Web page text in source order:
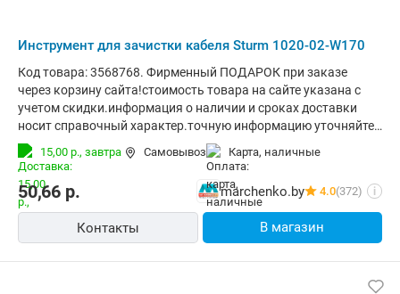
Инструмент для зачистки кабеля Sturm 1020-02-W170
Код товара: 3568768. Фирменный ПОДАРОК при заказе
через корзину сайта!стоимость товара на сайте указана с
учетом скидки.информация о наличии и сроках доставки
носит справочный характер.точную информацию уточняйте
у менеджера. Общая информация Особенности:_x000D_
Усиленная конструкция позволяет пользоваться
инструментом дольше аналогов._x000D_ Прецизионно
заточенные стальные лезвия снимут изоляцию не задевая
жилы._x000D_ Двухкомпонентные эргономичные рукоятки
обеспечивают удобный захват._x000D_ Регулируемый
повышенный ресурс работы._x000D_ Усиленный воронёный
15,00 р., завтра Самовывоз карта, наличные
50,66 р. marchenko.by 4.0(372) i
Контакты В магазин